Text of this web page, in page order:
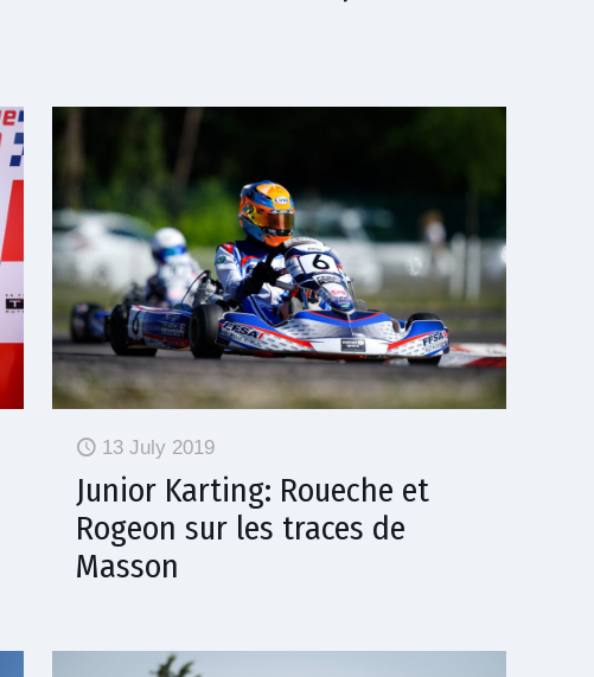
13 July 2019
Junior Karting: Roueche et
Rogeon sur les traces de
Masson